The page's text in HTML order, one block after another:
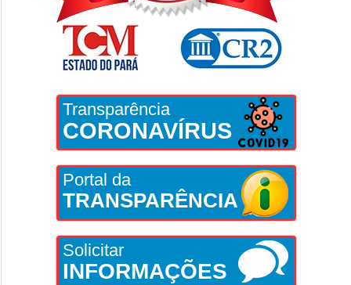
Transparência
CORONAVÍRUS
Portal da
TRANSPARÊNCIA
Solicitar
INFORMAÇÕES